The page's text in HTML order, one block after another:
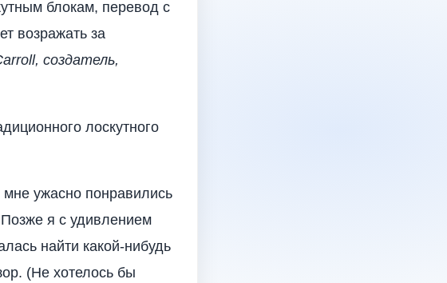
блокам, перевод с
возражать за
создатель,
лоскутного
ужасно понравились
я с удивлением
найти какой-нибудь
(Не хотелось бы